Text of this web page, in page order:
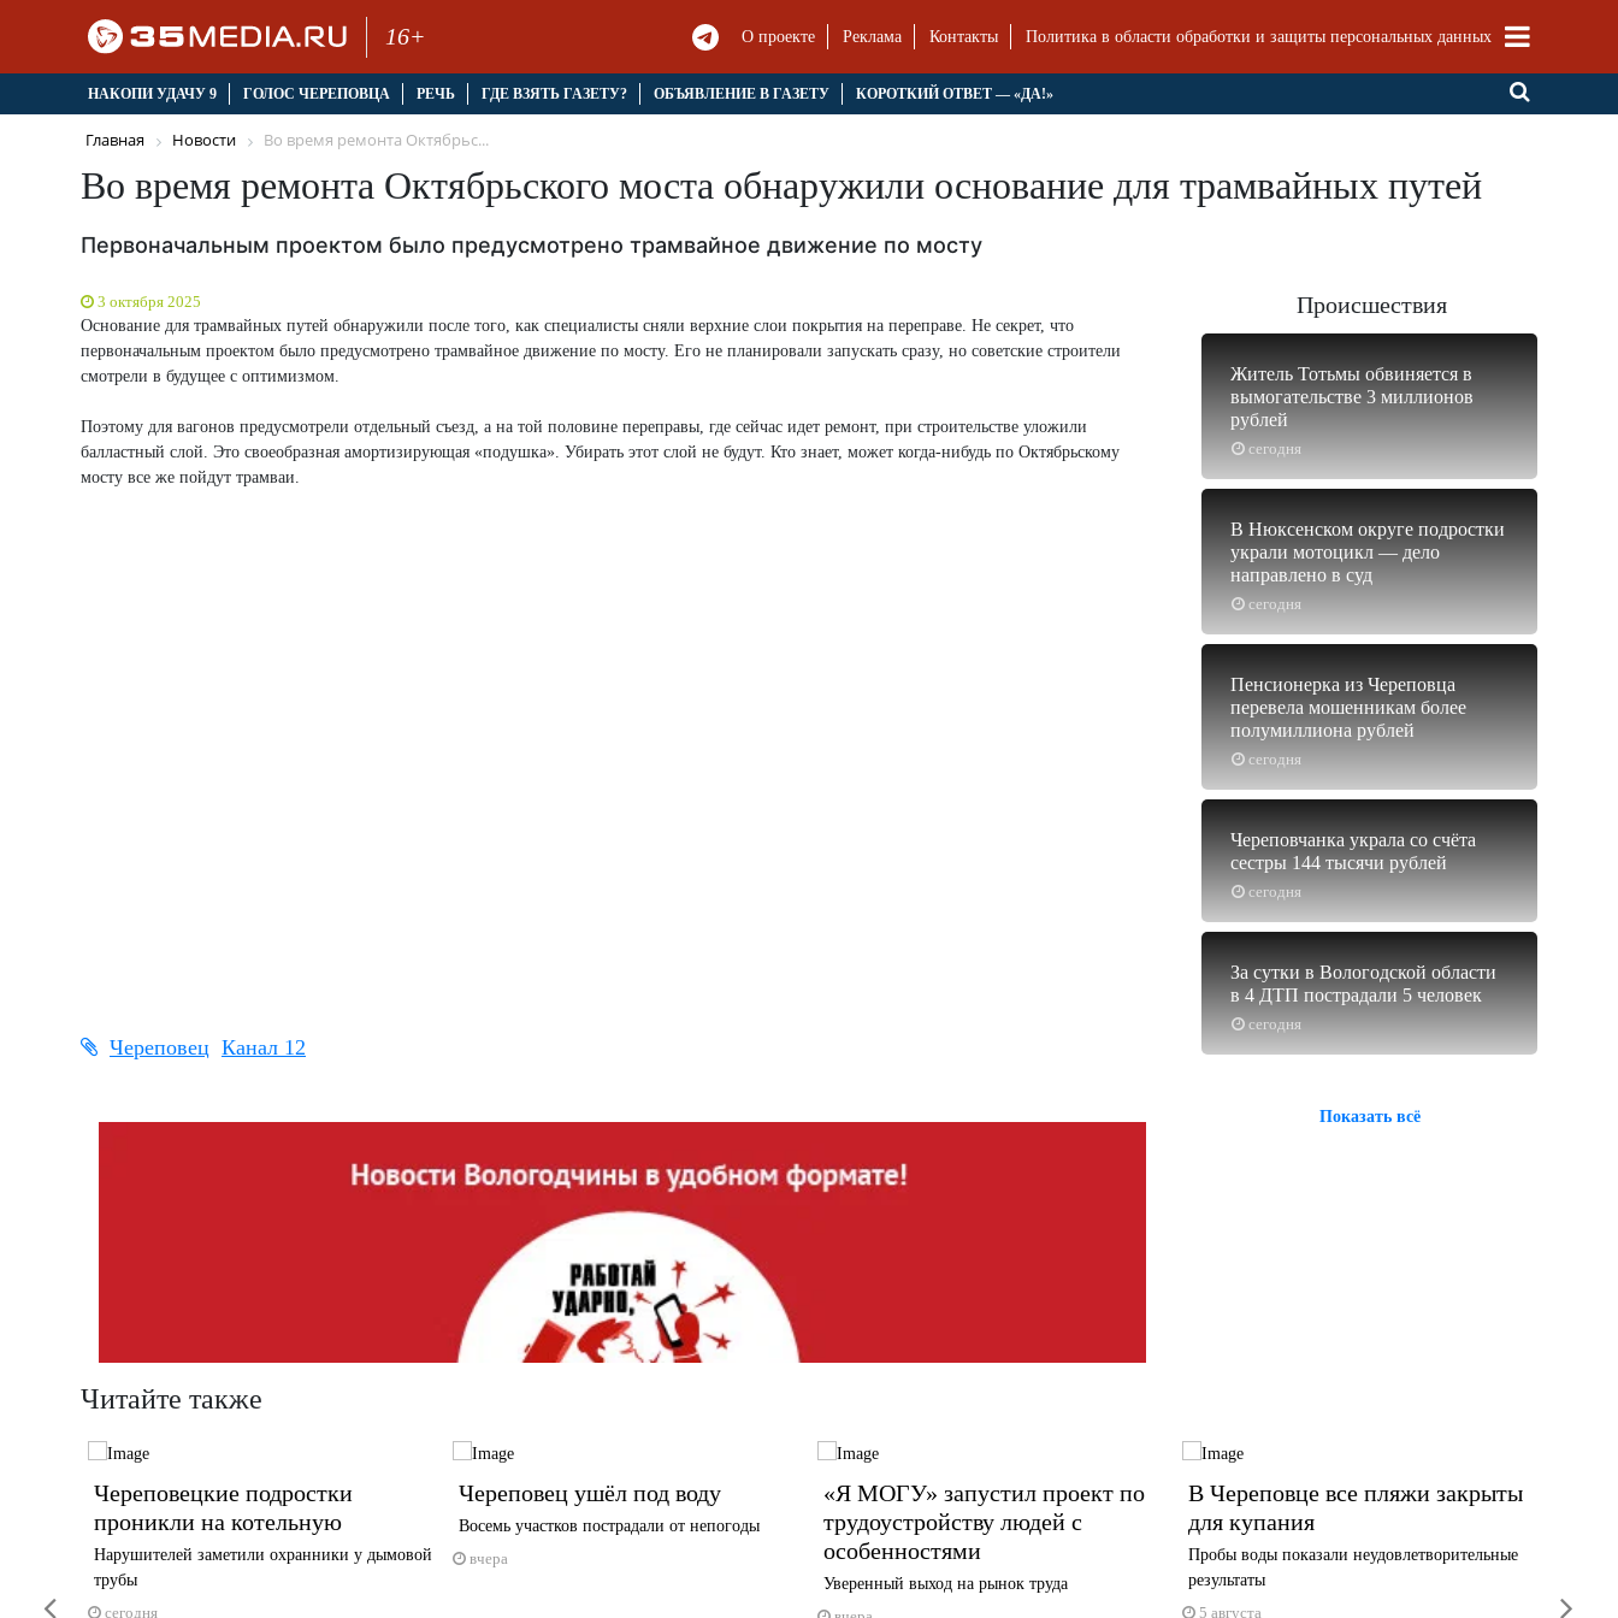
16+ О проекте Реклама Контакты Политика в области обработки и защиты персональных данных
НАКОПИ УДАЧУ 9 ГОЛОС ЧЕРЕПОВЦА РЕЧЬ ГДЕ ВЗЯТЬ ГАЗЕТУ? ОБЪЯВЛЕНИЕ В ГАЗЕТУ КОРОТКИЙ ОТВЕТ — «ДА!»
Главная Новости Во время ремонта Октябрьс...
Во время ремонта Октябрьского моста обнаружили основание для трамвайных путей
Первоначальным проектом было предусмотрено трамвайное движение по мосту
3 октября 2025
Основание для трамвайных путей обнаружили после того, как специалисты сняли верхние слои покрытия на переправе. Не секрет, что
первоначальным проектом было предусмотрено трамвайное движение по мосту. Его не планировали запускать сразу, но советские строители
смотрели в будущее с оптимизмом.
Поэтому для вагонов предусмотрели отдельный съезд, а на той половине переправы, где сейчас идет ремонт, при строительстве уложили
балластный слой. Это своеобразная амортизирующая «подушка». Убирать этот слой не будут. Кто знает, может когда-нибудь по Октябрьскому
мосту все же пойдут трамваи.
Череповец Канал 12
Происшествия
сегодня
Житель Тотьмы обвиняется в
вымогательстве 3 миллионов
рублей
сегодня
В Нюксенском округе подростки
украли мотоцикл — дело
направлено в суд
сегодня
Пенсионерка из Череповца
перевела мошенникам более
полумиллиона рублей
сегодня
Череповчанка украла со счёта
сестры 144 тысячи рублей
сегодня
За сутки в Вологодской области
в 4 ДТП пострадали 5 человек
Показать всё
Читайте также
Череповецкие подростки
проникли на котельную
Нарушителей заметили охранники у дымовой
трубы
сегодня
Череповец ушёл под воду
Восемь участков пострадали от непогоды
вчера
«Я МОГУ» запустил проект по
трудоустройству людей с
особенностями
Уверенный выход на рынок труда
В Череповце все пляжи закрыты
для купания
Пробы воды показали неудовлетворительные
результаты
5 августа
1 июня